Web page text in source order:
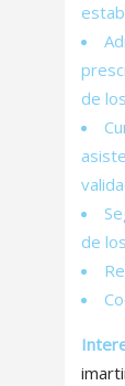
de
de